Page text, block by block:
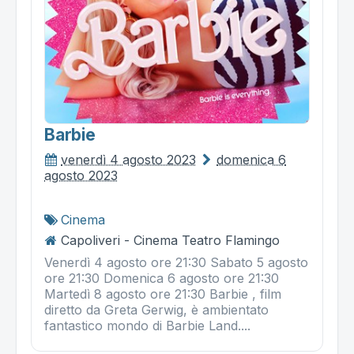
Barbie
venerdì 4 agosto 2023
domenica 6
agosto 2023
Cinema
Capoliveri - Cinema Teatro Flamingo
Venerdì 4 agosto ore 21:30 Sabato 5 agosto
ore 21:30 Domenica 6 agosto ore 21:30
Martedì 8 agosto ore 21:30 Barbie , film
diretto da Greta Gerwig, è ambientato
fantastico mondo di Barbie Land....